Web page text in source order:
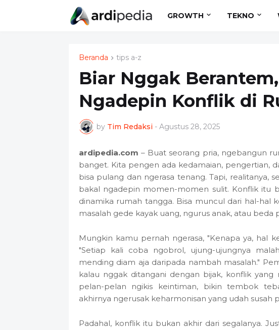
GROWTH TEKNO
Beranda tips a-z
Biar Nggak
Ngadepin Konflik di
by Tim Redaksi - Agustus 28, 2025
ardipedia.com – Buat seorang pria, ngebangun
banget. Kita pengen ada kedamaian, pengertian,
bisa pulang dan ngerasa tenang. Tapi, realitanya,
bakal ngadepin momen-momen sulit. Konflik itu
dinamika rumah tangga. Bisa muncul dari hal-hal
masalah gede kayak uang, ngurus anak, atau beda
Mungkin kamu pernah ngerasa, "Kenapa ya, hal
"Setiap kali coba ngobrol, ujung-ujungnya
mending diam aja daripada nambah masalah."
kalau nggak ditangani dengan bijak, konflik yang
pelan-pelan ngikis keintiman, bikin tembok
akhirnya ngerusak keharmonisan yang udah susah
Padahal, konflik itu bukan akhir dari segalanya.